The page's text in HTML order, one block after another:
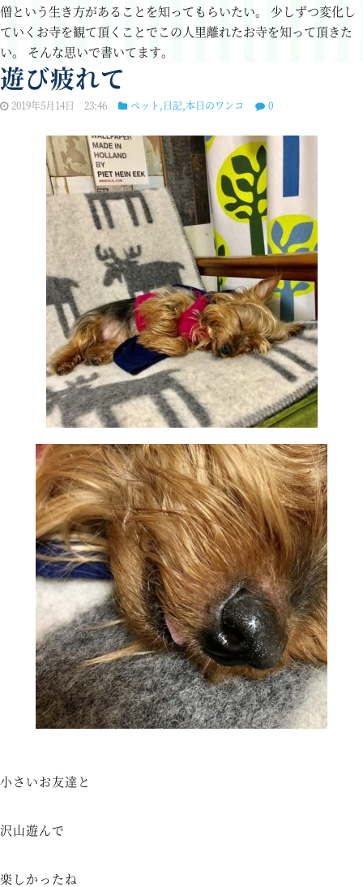
僧という生き方があることを知ってもらいたい。
少しずつ変化し
ていくお寺を観て頂くことでこの人里離れたお寺を知って頂きた
い。 そんな思いで書いてます。
遊び疲れて
2019年5月14日 23:46 ペット ,日記,本日のワンコ 0
小さいお友達と
沢山遊んで
楽しかったね